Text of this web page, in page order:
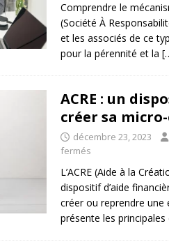
Comprendre le
(Société À
et les associés de ce
pour la pérennité et la
ACRE : un
créer sa
décembre 23, 2023
fermés
L’ACRE (Aide à la
dispositif d’aide
créer ou reprendre une
présente les principales